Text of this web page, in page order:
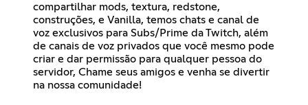
compartilhar mods, textura, redstone,
construções, e Vanilla, temos chats e canal de
voz exclusivos para Subs/Prime da Twitch, além
de canais de voz privados que você mesmo pode
criar e dar permissão para qualquer pessoa do
servidor, Chame seus amigos e venha se divertir
na nossa comunidade!